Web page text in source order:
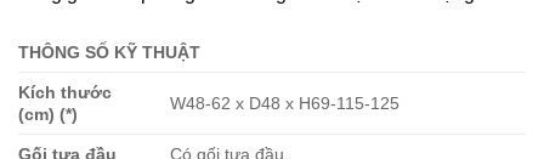
THÔNG SỐ KỸ THUẬT
Kích thước
(cm) (*)
W48-62 x D48 x H69-115-125
Gối tựa đầu Có gối tựa đầu.